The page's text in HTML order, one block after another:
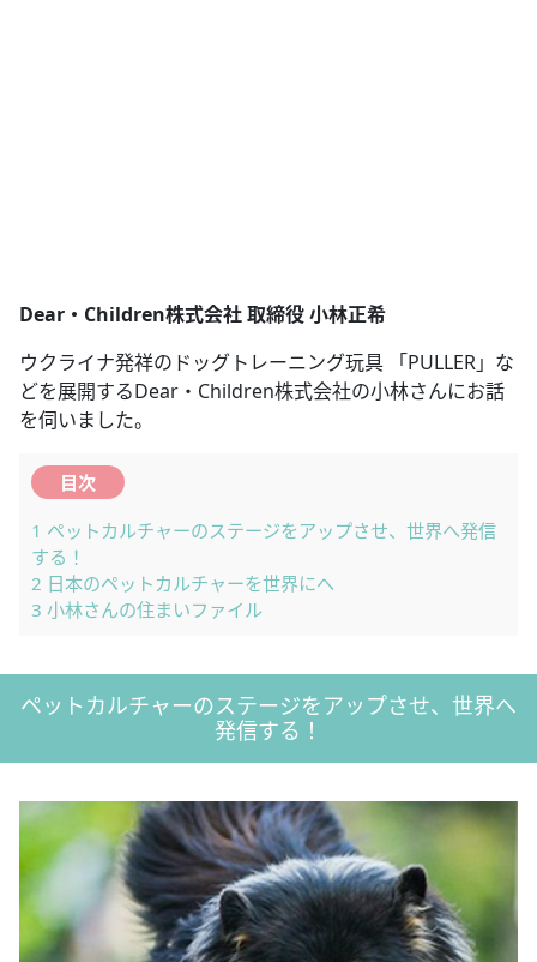
Dear・Children株式会社 取締役 小林正希
ウクライナ発祥のドッグトレーニング玩具 「PULLER」な
どを展開するDear・Children株式会社の小林さんにお話
を伺いました。
目次
1 ペットカルチャーのステージをアップさせ、世界へ発信
する！
2 日本のペットカルチャーを世界にへ
3 小林さんの住まいファイル
ペットカルチャーのステージをアップさせ、世界へ
発信する！